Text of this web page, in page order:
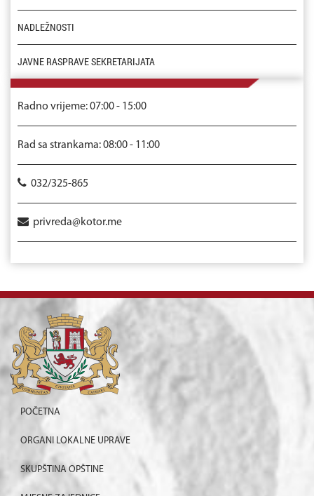
NADLEŽNOSTI
JAVNE RASPRAVE SEKRETARIJATA
Radno vrijeme: 07:00 - 15:00
Rad sa strankama: 08:00 - 11:00
032/325-865
privreda@kotor.me
POČETNA
ORGANI LOKALNE UPRAVE
SKUPŠTINA OPŠTINE